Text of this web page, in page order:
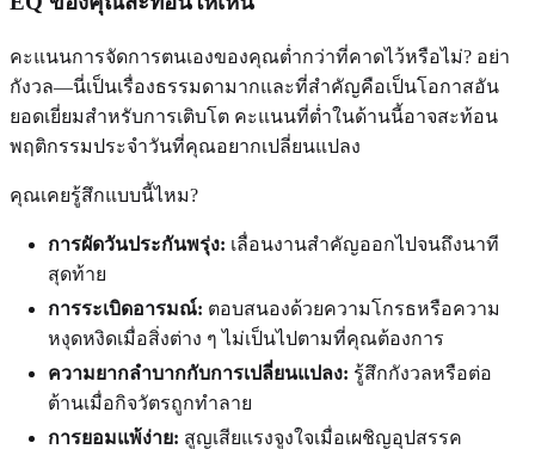
คะแนนการจัดการตนเองของคุณต่ำกว่าที่คาดไว้หรือไม่? อย่า
กังวล—นี่เป็นเรื่องธรรมดามากและที่สำคัญคือเป็นโอกาสอัน
ยอดเยี่ยมสำหรับการเติบโต คะแนนที่ต่ำในด้านนี้อาจสะท้อน
พฤติกรรมประจำวันที่คุณอยากเปลี่ยนแปลง
คุณเคยรู้สึกแบบนี้ไหม?
การผัดวันประกันพรุ่ง: เลื่อนงานสำคัญออกไปจนถึงนาที
สุดท้าย
การระเบิดอารมณ์: ตอบสนองด้วยความโกรธหรือความ
หงุดหงิดเมื่อสิ่งต่าง ๆ ไม่เป็นไปตามที่คุณต้องการ
ความยากลำบากกับการเปลี่ยนแปลง: รู้สึกกังวลหรือต่อ
ต้านเมื่อกิจวัตรถูกทำลาย
การยอมแพ้ง่าย: สูญเสียแรงจูงใจเมื่อเผชิญอุปสรรค